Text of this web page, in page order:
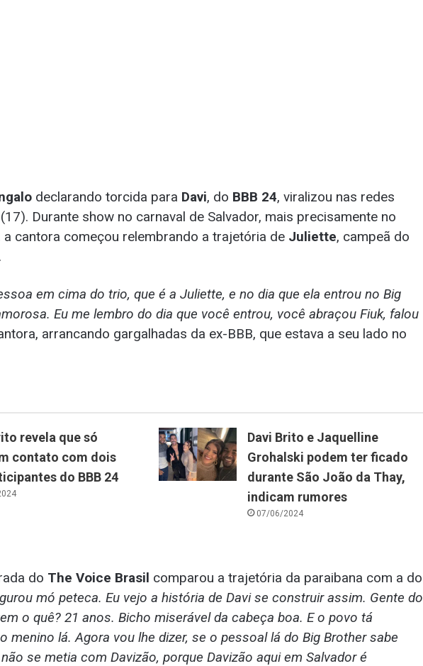
declarando torcida para Davi, do BBB 24, viralizou nas redes
Durante show no carnaval de Salvador, mais precisamente no
cantora começou relembrando a trajetória de Juliette, campeã do
em cima do trio, que é a Juliette, e no dia que ela entrou no Big
Eu me lembro do dia que você entrou, você abraçou Fiuk, falou
arrancando gargalhadas da ex-BBB, que estava a seu lado no
revela que só
contato com dois
do BBB 24
Davi Brito e Jaquelline
Grohalski podem ter ficado
durante São João da Thay,
indicam rumores
07/06/2024
do The Voice Brasil comparou a trajetória da paraibana com a do
mó peteca. Eu vejo a história de Davi se construir assim. Gente do
o quê? 21 anos. Bicho miserável da cabeça boa. E o povo tá
menino lá. Agora vou lhe dizer, se o pessoal lá do Big Brother sabe
se metia com Davizão, porque Davizão aqui em Salvador é